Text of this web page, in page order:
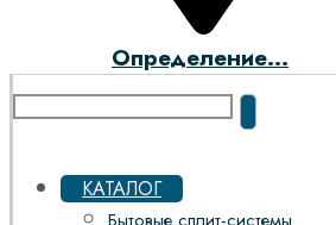
Определение...
КАТАЛОГ